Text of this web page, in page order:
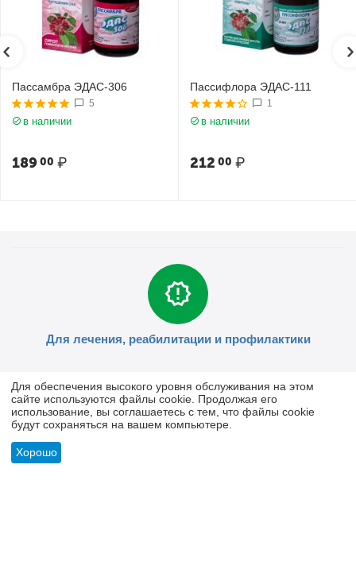
Пассамбра ЭДАС-306
5
в наличии
18900 ₽
Пассифлора ЭДАС-111
1
в наличии
212 00 ₽
Для лечения, реабилитации и профилактики
Отсутствие негативного воздействия на организм
Для обеспечения высокого уровня обслуживания на этом
сайте используются файлы cookie. Продолжая его
использование, вы соглашаетесь с тем, что файлы cookie
будут сохраняться на вашем компьютере.
Хорошо